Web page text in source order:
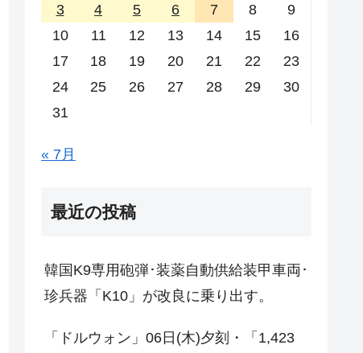
3
4 5 6 7 8
9
10
11 12 13 14 15
16
17
18 19 20 21 22
23
24
25 26 27 28 29
30
31
« 7月
最近の投稿
韓国K9専用砲弾･装薬自動供給装甲車両･
珍兵器「K10」が改良に乗り出す。
「ドルウォン」06日(木)夕刻・「1,423